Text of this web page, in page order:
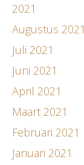
2021
Augustus 2021
Juli 2021
Juni 2021
April 2021
Maart 2021
Februari 2021
Januari 2021